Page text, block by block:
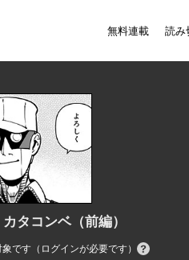
無料連載 読み
タコンベ（前編）
象です（ログインが必要です）